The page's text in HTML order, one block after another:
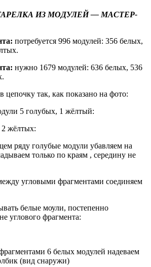
ИЗ МОДУЛЕЙ — МАСТЕР-
потребуется 996 модулей: 356 белых,
нужно 1679 модулей: 636 белых, 536
цепочку так, как показано на фото:
5 голубых, 1 жёлтый:
2 жёлтых:
ряду голубые модули убавляем на
только по краям , середину не
угловыми фрагментами соединяем
белые моули, постепенно
углового фрагмента:
6 белых модулей надеваем
(вид снаружи)